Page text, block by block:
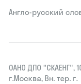
Англо-русский
ОАНО ДПО "СКАЕНГ",
г.Москва, Вн. тер. г.